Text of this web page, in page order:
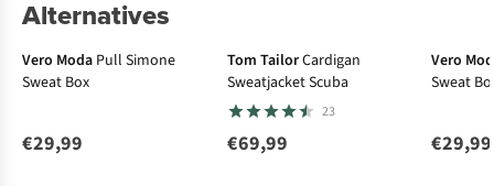
Alternatives
Vero Moda Pull Simone
Sweat Box
€29,99
Tom TailorCardigan
Sweatjacket Scuba
23
€69,99
Vero
Sweat
€29,99